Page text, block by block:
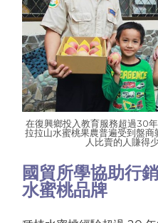
在復興鄉投入教育服務超過30
拉拉山水蜜桃果農普遍受到盤
人比賣的人賺得
國貿所學協助行
水蜜桃品牌